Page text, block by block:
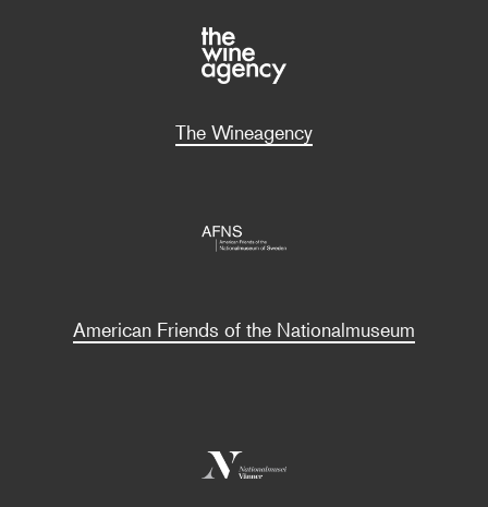
The Wineagency
American Friends of the Nationalmuseum